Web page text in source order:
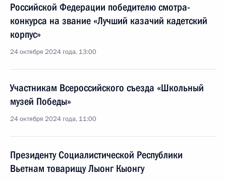
Российской Федерации победителю смотра-
конкурса на звание «Лучший казачий кадетский
корпус»
24 октября 2024 года, 13:00
Участникам Всероссийского съезда «Школьный
музей Победы»
24 октября 2024 года, 11:00
Президенту Социалистической Республики
Вьетнам товарищу Лыонг Кыонгу